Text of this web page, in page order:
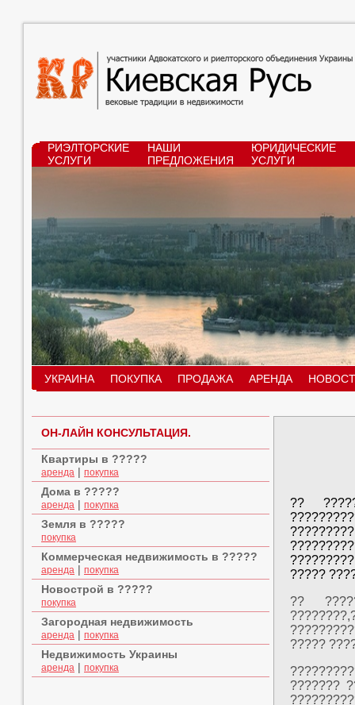
РИЭЛТОРСКИЕ
УСЛУГИ
НАШИ
ПРЕДЛОЖЕНИЯ
ЮРИДИЧЕСКИЕ
УСЛУГИ
УКРАИНА ПОКУПКА ПРОДАЖА АРЕНДА
ОН-ЛАЙН КОНСУЛЬТАЦИЯ.
Квартиры в ?????
аренда | покупка
Дома в ?????
аренда | покупка
Земля в ?????
покупка
Коммерческая недвижимость в ?????
аренда | покупка
Новострой в ?????
покупка
Загородная недвижимость
аренда | покупка
Недвижимость Украины
аренда | покупка
??
?????
??
?????
???????